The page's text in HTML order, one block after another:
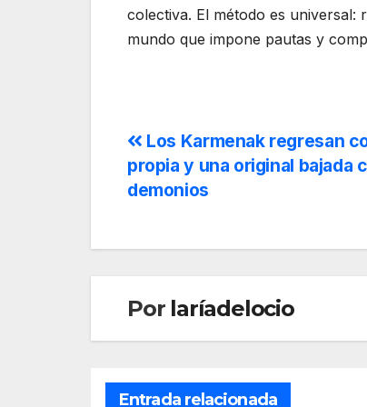
colectiva. El método es
mundo que impone pautas y
Los Karmenak regresan
propia y una original bajada
demonios
Por laríadelocio
Entrada relacionada